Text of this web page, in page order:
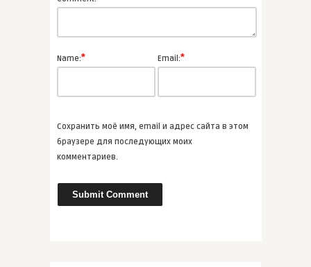
admin
ТОП-3 нескучных книг научной
фа ...
Name:* Email:*
Сохранить моё имя, email и адрес сайта в этом
браузере для последующих моих
комментариев.